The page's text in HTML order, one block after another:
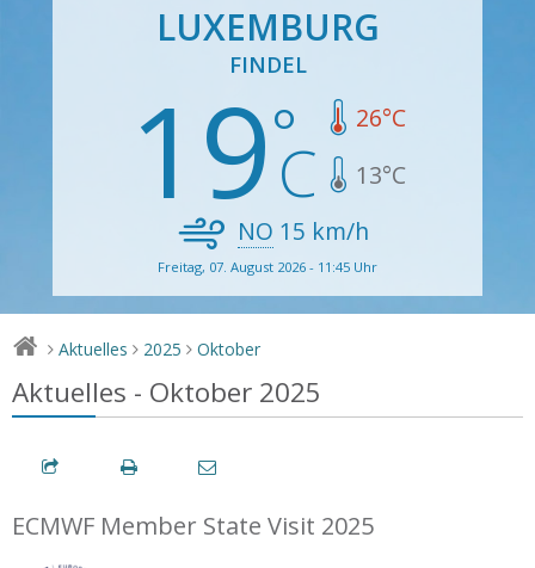
LUXEMBURG
FINDEL
19 26°C
13°C
NO 15 km/h
Freitag, 07. August 2026 - 11:45 Uhr
> Aktuelles > 2025 > Oktober
Aktuelles - Oktober 2025
ECMWF Member State Visit 2025